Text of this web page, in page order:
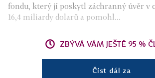
fondu, který jí poskytl záchranný úvěr v
16,4 miliardy dolarů a pomohl...
ZBÝVÁ VÁM JEŠTĚ 95 %
Číst dál za